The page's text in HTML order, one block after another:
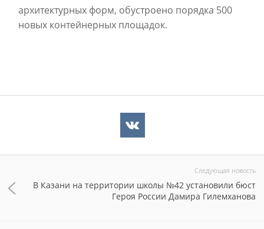
архитектурных форм, обустроено порядка 500
новых контейнерных площадок.
Следующая новость
В Казани на территории школы №42 установили бюст
Героя России Дамира Гилемханова